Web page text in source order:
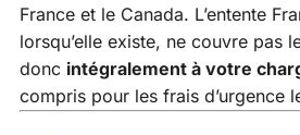
France et le Canada. L’entente
lorsqu’elle existe, ne couvre pas
donc intégralement à votre
compris pour les frais d’urgence